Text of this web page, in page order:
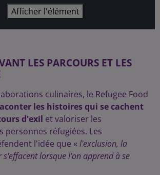
Afficher l'élément
LES PARCOURS ET LES
culinaires, le Refugee Food
les histoires qui se cachent
d'exil et valoriser les
personnes réfugiées. Les
l'idée que « l'exclusion, la
s'effacent lorsque l'on apprend à se